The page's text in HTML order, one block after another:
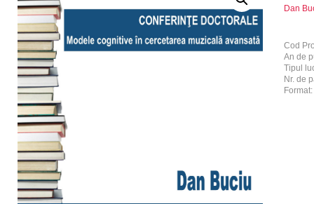
Dan
Cod
An de
Tipul
Nr. de
Format: